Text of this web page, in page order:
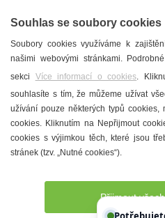
T. G.
Městské
Denní
Souhlas se soubory cookies
Soubory cookies využíváme k
našimi webovými stránkami.
sekci Více informací o cookies.
souhlasíte s tím, že můžeme užívat
užívání pouze některých typů
cookies. Kliknutím na Nepřijmout
cookies s výjimkou těch, které jsou
stránek (tzv. „Nutné cookies“).
Přijmout